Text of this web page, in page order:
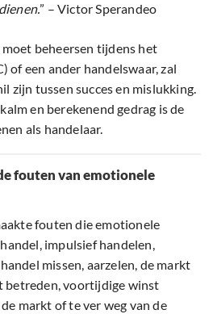
” – Victor Sperandeo
beheersen tijdens het
of een ander handelswaar, zal
zijn tussen succes en mislukking.
en berekenend gedrag is de
als handelaar.
fouten van emotionele
fouten die emotionele
impulsief handelen,
missen, aarzelen, de markt
betreden, voortijdige winst
markt of te ver weg van de